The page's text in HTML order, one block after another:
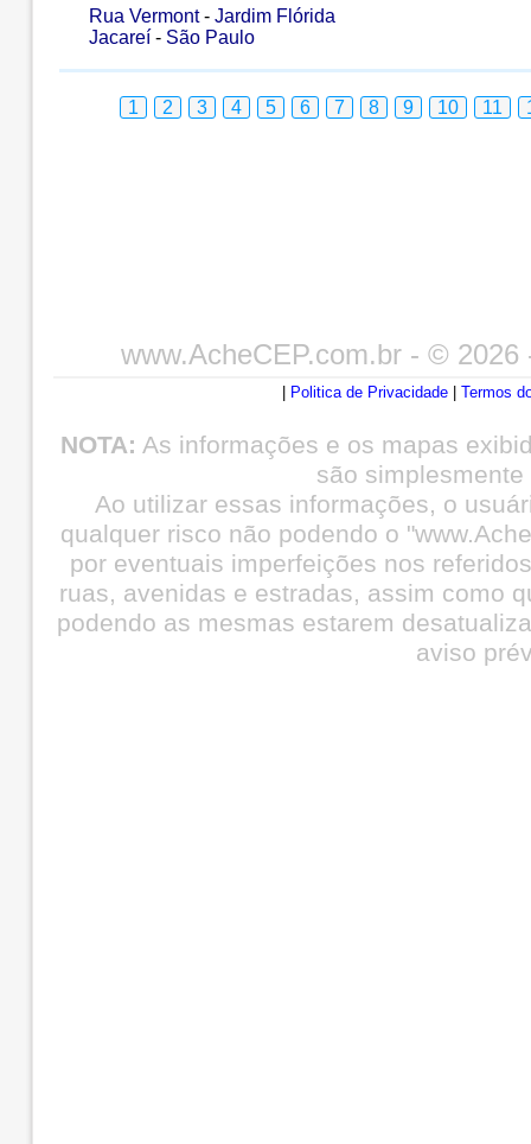
Rua Vermont- Jardim Flórida
Jacareí- São Paulo
1 2 3 4 5 6 7 8 9 10 11
www.AcheCEP.com.br- © 2026
Politica de Privacidade Termos
NOTA: As informações e os mapas
são
Ao utilizar essas informações, o
qualquer risco não podendo o
por eventuais imperfeições nos
ruas, avenidas e estradas, assim como
podendo as mesmas estarem
aviso